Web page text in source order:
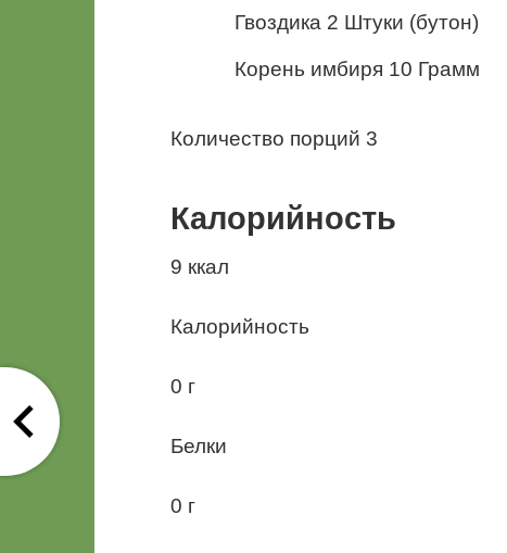
Гвоздика 2 Штуки (бутон)
Корень имбиря 10 Грамм
Количество порций 3
Калорийность
9 ккал
Калорийность
0 г
Белки
0 г